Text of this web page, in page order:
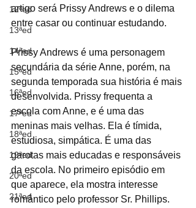
12ªed
13ªed
14ªed
15ªed
16ªed
17ªed
18ªed
19ªed
20ªed
21ªed
artigo será Prissy Andrews e o dilema
entre casar ou continuar estudando.
Prissy Andrews é uma personagem
secundária da série Anne, porém, na
segunda temporada sua história é mais
desenvolvida. Prissy frequenta a
escola com Anne, e é uma das
meninas mais velhas. Ela é tímida,
estudiosa, simpática. É uma das
garotas mais educadas e responsáveis
da escola. No primeiro episódio em
que aparece, ela mostra interesse
romântico pelo professor Sr. Phillips.